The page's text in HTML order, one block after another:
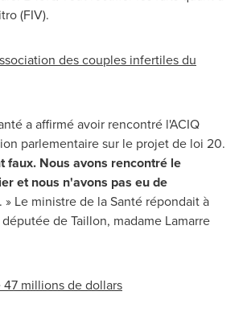
(FIV).
des couples infertiles du
a affirmé avoir rencontré l'ACIQ
parlementaire sur le projet de loi 20.
faux. Nous avons rencontré le
et nous n'avons pas eu de
. » Le ministre de la Santé répondait à
de Taillon, madame Lamarre
millions de dollars